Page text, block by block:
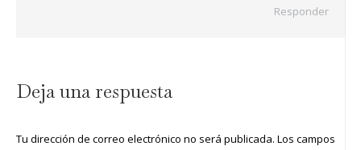
Responder
Deja una respuesta
Tu dirección de correo electrónico no será publicada. Los campos